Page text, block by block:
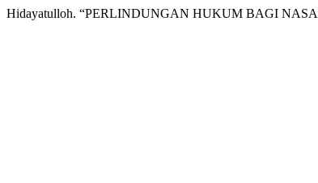
Hidayatulloh. “PERLINDUNGAN HUKUM BAGI